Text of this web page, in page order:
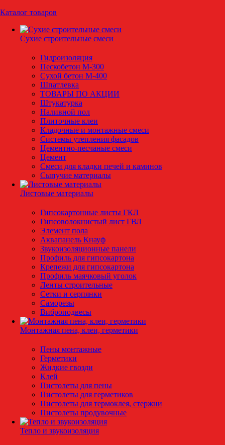
Каталог товаров
Сухие строительные смеси
Гидроизоляция
Пескобетон М-300
Сухой бетон М-400
Шпатлевка
ТОВАРЫ ПО АКЦИИ
Штукатурка
Наливной пол
Плиточные клеи
Кладочные и монтажные смеси
Системы утепления фасадов
Цементно-песчаные смеси
Цемент
Смеси для кладки печей и каминов
Сыпучие материалы
Листовые материалы
Гипсокартонные листы ГКЛ
Гипсоволокнистый лист ГВЛ
Элемент пола
Аквапанель Кнауф
Звукоизоляционные панели
Профиль для гипсокартона
Крепежи для гипсокартона
Профиль маячковый уголок
Ленты строительные
Сетки и серпянки
Саморезы
Виброподвесы
Монтажная пена, клеи, герметики
Пены монтажные
Герметики
Жидкие гвозди
Клей
Пистолеты для пены
Пистолеты для герметиков
Пистолеты для термоклея, стержни
Пистолеты продувочные
Тепло и звукоизоляция